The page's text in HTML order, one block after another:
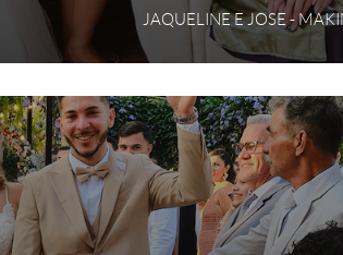
JAQUELINE E JOSE -